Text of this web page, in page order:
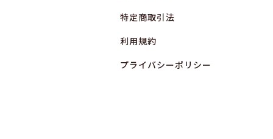
特定商取引法
利用規約
プライバシーポリシー